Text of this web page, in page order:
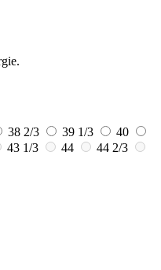
38 2/3 39 1/3
40
43 1/3 44
44 2/3